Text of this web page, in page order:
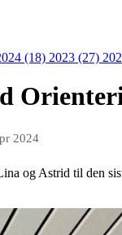
(18) 2023 (27)
2024
og Astrid til den